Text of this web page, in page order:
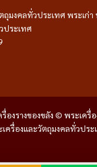
มงคลทั่วประเทศ พระเก่า
ประเทศ
รื่องรางของขลัง © พระเค
เครื่องและวัตถุมงคลทั่วประ